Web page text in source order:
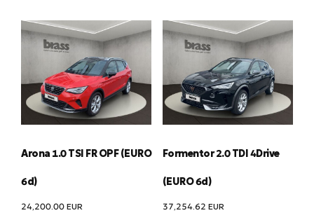
Arona 1.0 TSI FR OPF (EURO
6d)
24,200.00 EUR
Formentor 2.0 TDI 4Drive
(EURO 6d)
37,254.62 EUR